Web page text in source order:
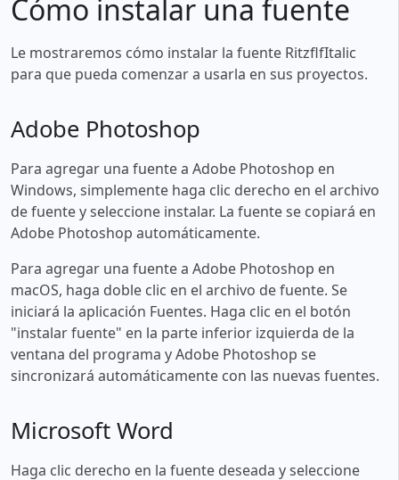
Cómo instalar una fuente
Le mostraremos cómo instalar la fuente RitzflfItalic
para que pueda comenzar a usarla en sus proyectos.
Adobe Photoshop
Para agregar una fuente a Adobe Photoshop en
Windows, simplemente haga clic derecho en el archivo
de fuente y seleccione instalar. La fuente se copiará en
Adobe Photoshop automáticamente.
Para agregar una fuente a Adobe Photoshop en
macOS, haga doble clic en el archivo de fuente. Se
iniciará la aplicación Fuentes. Haga clic en el botón
"instalar fuente" en la parte inferior izquierda de la
ventana del programa y Adobe Photoshop se
sincronizará automáticamente con las nuevas fuentes.
Microsoft Word
Haga clic derecho en la fuente deseada y seleccione